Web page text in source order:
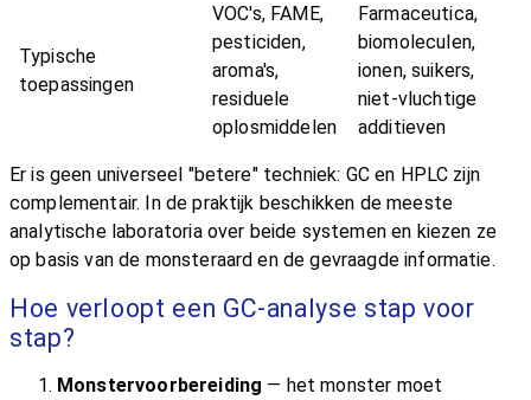
Typische
toepassingen
VOC's, FAME,
pesticiden,
aroma's,
residuele
oplosmiddelen
Farmaceutica,
biomoleculen,
ionen, suikers,
niet-vluchtige
additieven
Er is geen universeel "betere" techniek: GC en HPLC zijn
complementair. In de praktijk beschikken de meeste
analytische laboratoria over beide systemen en kiezen ze
op basis van de monsteraard en de gevraagde informatie.
Hoe verloopt een GC-analyse stap voor
stap?
Monstervoorbereiding — het monster moet